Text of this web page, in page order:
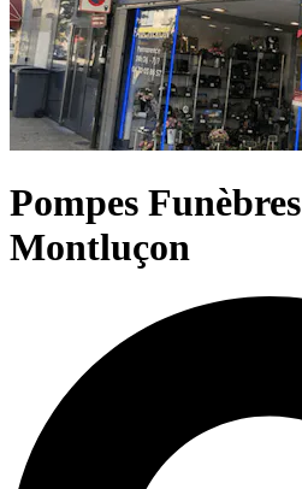
Pompes
Montluçon